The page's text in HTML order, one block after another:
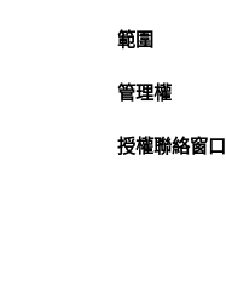
範圍
管理權
授權聯絡窗口